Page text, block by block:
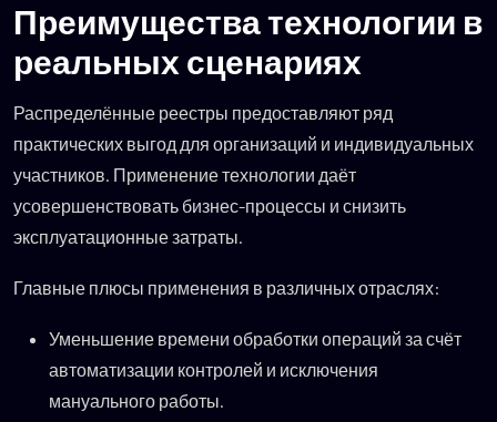
Преимущества технологии в
реальных сценариях
Распределённые реестры предоставляют ряд
практических выгод для организаций и индивидуальных
участников. Применение технологии даёт
усовершенствовать бизнес-процессы и снизить
эксплуатационные затраты.
Главные плюсы применения в различных отраслях:
Уменьшение времени обработки операций за счёт
автоматизации контролей и исключения
мануального работы.